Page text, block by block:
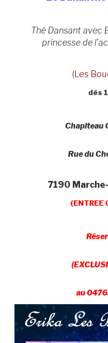
Thé Dansant avec
princesse de
(Les
dés
Chapiteau
Rue du
7190
(ENTREE
au